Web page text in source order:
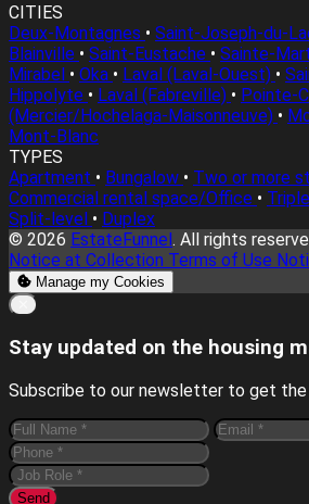
CITIES
Deux-Montagnes • Saint-Joseph-du-
Blainville • Saint-Eustache • Sainte-
Mirabel • Oka • Laval (Laval-Ouest) •
Hippolyte • Laval (Fabreville) • Pointe-
(Mercier/Hochelaga-Maisonneuve) •
Mont-Blanc
TYPES
Apartment • Bungalow • Two or more
Commercial rental space/Office •
Split-level • Duplex
© 2026 EstateFunnel. All rights
Notice at Collection Terms of Use
Manage my Cookies
Close
Stay updated on the housing
Subscribe to our newsletter to get
Send